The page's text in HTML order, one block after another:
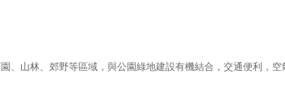
、山林、郊野等區域，與公園綠地建設有機結合，交通便利，